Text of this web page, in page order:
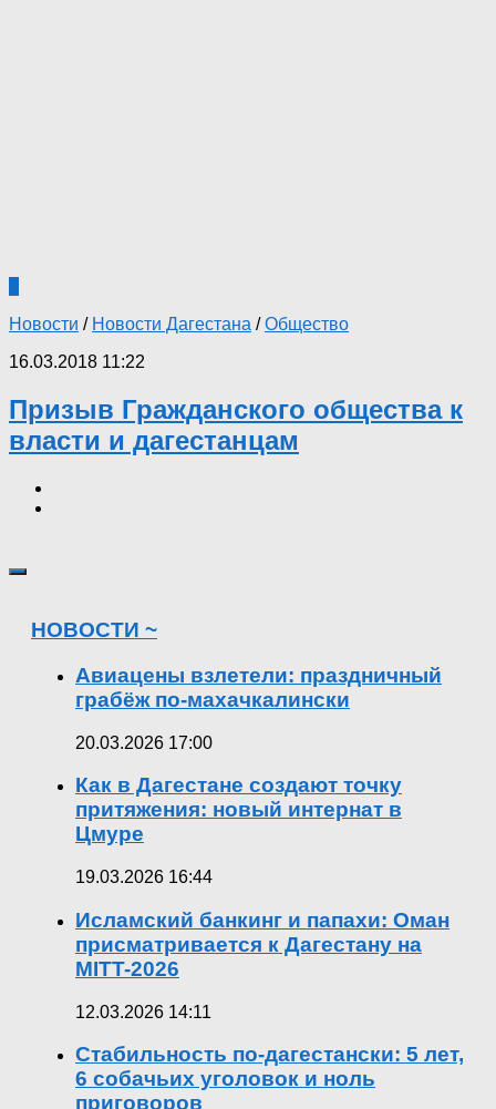
Новости / Новости Дагестана /Общество
16.03.2018 11:22
Призыв Гражданского общества к
власти и дагестанцам
НОВОСТИ ~
Авиацены взлетели: праздничный
грабёж по-махачкалински
20.03.2026 17:00
Как в Дагестане создают точку
притяжения: новый интернат в
Цмуре
19.03.2026 16:44
Исламский банкинг и папахи: Оман
присматривается к Дагестану на
MITT-2026
12.03.2026 14:11
Стабильность по-дагестански: 5 лет,
6 собачьих уголовок и ноль
приговоров